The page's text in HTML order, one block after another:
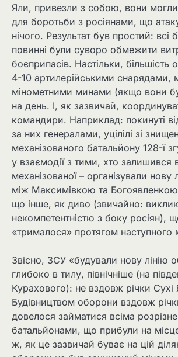
Яли, привезли з собою, вони
для боротьби з росіянами, що
нічого. Результат був простий: всі
повинні були суворо обмежити
боєприпасів. Настільки, більшість
4-10 артилерійськими
мінометними минами (якщо вони
на день. І, як зазвичай,
командири. Наприклад: покинуті
за них генералами, уцілілі зі
механізованого батальйону 128-ї
у взаємодії з тими, хто залишився
механізованої – організували нову
між Максимівкою та
що інше, як диво (звичайно:
некомпетентністю з боку росіян),
«трималося» протягом наступного
Звісно, ​​ЗСУ «будували нову лінію
глибоко в тилу, північніше (на
Курахового): не вздовж річки Сухі
Будівництвом оборони вздовж
довелося займатися всіма
батальйонами, що прибули на
ж, як це зазвичай буває на цій